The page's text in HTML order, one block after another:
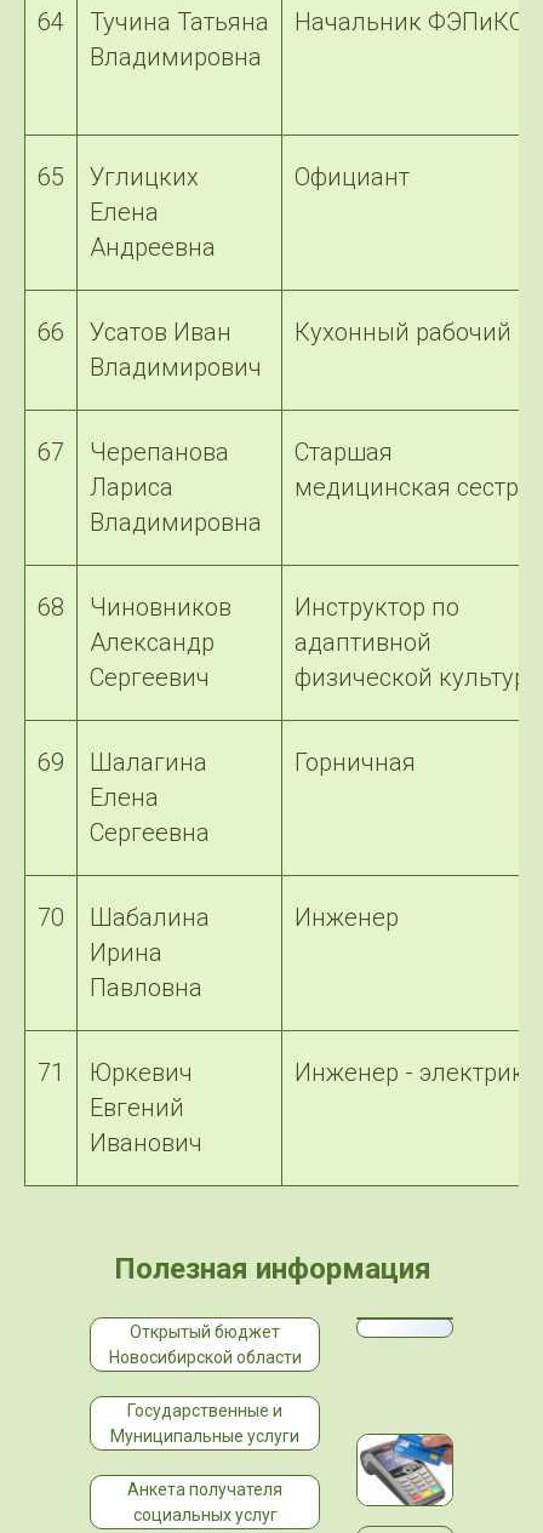
64
Тучина Татьяна
Владимировна
Начальник ФЭПиКО
65
Углицких
Елена
Андреевна
Официант
66
Усатов Иван
Владимирович
Кухонный рабочий
67
Черепанова
Лариса
Владимировна
Старшая
медицинская сестра
68
Чиновников
Александр
Сергеевич
Инструктор по
адаптивной
физической культуре
69
Шалагина
Елена
Сергеевна
Горничная
70
Шабалина
Ирина
Павловна
Инженер
71
Юркевич
Евгений
Иванович
Инженер - электрик
Полезная информация
Открытый бюджет
Новосибирской области
Государственные и
Муниципальные услуги
Анкета получателя
социальных услуг